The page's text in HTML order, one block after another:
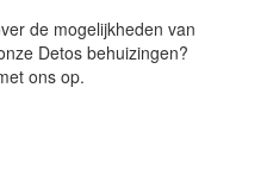
de mogelijkheden van
Detos behuizingen?
ons op.